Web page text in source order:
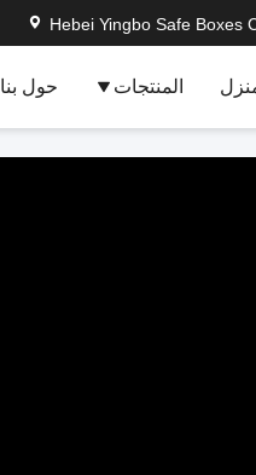
Hebei Yingbo Safe Boxes
المنتجات حول بنا